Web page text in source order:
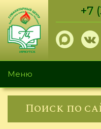
Перейти
основному
содержанию
+7
Меню
Поиск по